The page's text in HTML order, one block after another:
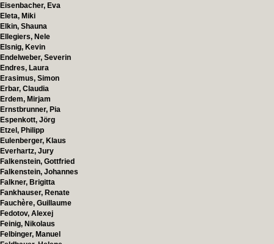
Eisenbacher, Eva
Eleta, Miki
Elkin, Shauna
Ellegiers, Nele
Elsnig, Kevin
Endelweber, Severin
Endres, Laura
Erasimus, Simon
Erbar, Claudia
Erdem, Mirjam
Ernstbrunner, Pia
Espenkott, Jörg
Etzel, Philipp
Eulenberger, Klaus
Everhartz, Jury
Falkenstein, Gottfried
Falkenstein, Johannes
Falkner, Brigitta
Fankhauser, Renate
Fauchère, Guillaume
Fedotov, Alexej
Feinig, Nikolaus
Felbinger, Manuel